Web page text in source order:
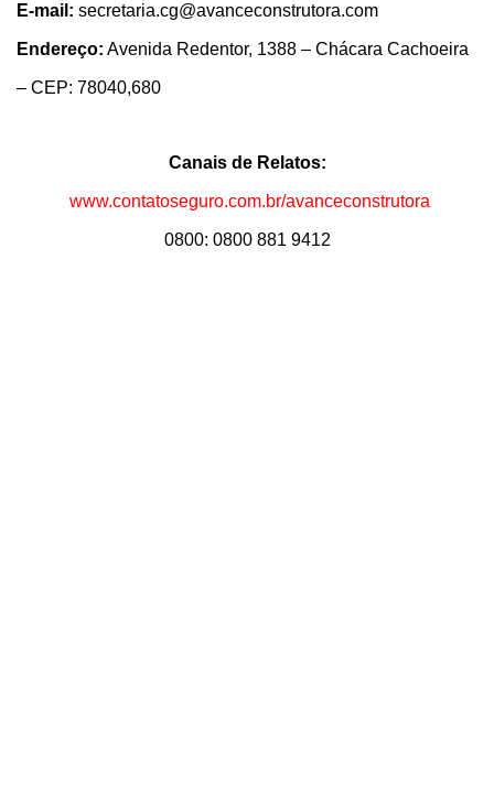
E-mail: secretaria.cg@avanceconstrutora.com
Endereço: Avenida Redentor, 1388 – Chácara Cachoeira
– CEP: 78040,680
Canais de Relatos:
www.contatoseguro.com.br/avanceconstrutora
0800: 0800 881 9412